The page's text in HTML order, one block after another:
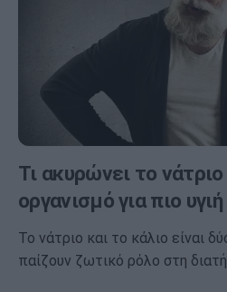
Τι ακυρώνει το
οργανισμό για πιο
Το νάτριο και το κάλιο είναι
παίζουν ζωτικό ρόλο στη